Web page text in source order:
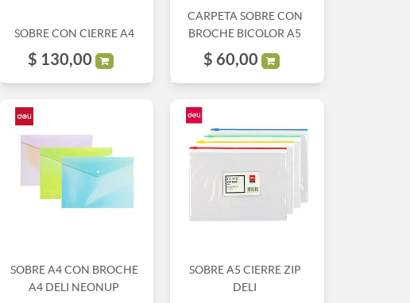
SOBRE CON CIERRE A4
$ 130,00
CARPETA SOBRE CON
BROCHE BICOLOR A5
$ 60,00
SOBRE A4 CON BROCHE
A4 DELI NEONUP
SOBRE A5 CIERRE ZIP
DELI